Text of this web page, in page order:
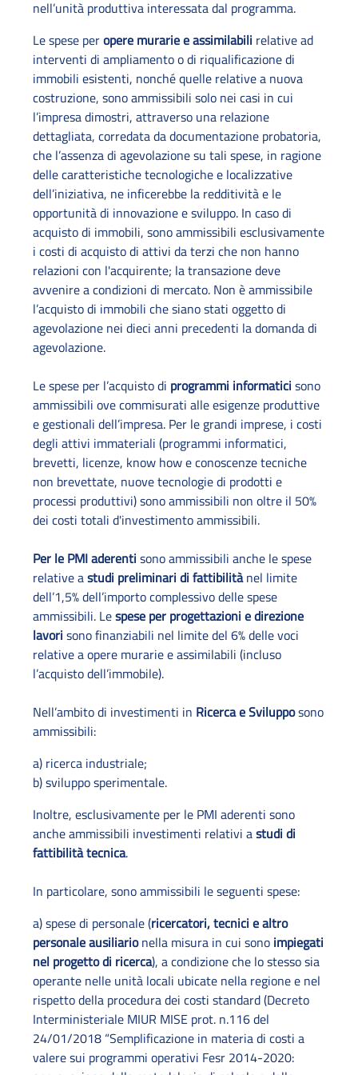
nell’unità produttiva interessata dal programma.
Le spese peropere murarie e assimilabili relative ad
interventi di ampliamento o di riqualificazione di
immobili esistenti, nonché quelle relative a nuova
costruzione, sono ammissibili solo nei casi in cui
l’impresa dimostri, attraverso una relazione
dettagliata, corredata da documentazione probatoria,
che l’assenza di agevolazione su tali spese, in ragione
delle caratteristiche tecnologiche e localizzative
dell’iniziativa, ne inficerebbe la redditività e le
opportunità di innovazione e sviluppo. In caso di
acquisto di immobili, sono ammissibili esclusivamente
i costi di acquisto di attivi da terzi che non hanno
relazioni con l'acquirente; la transazione deve
avvenire a condizioni di mercato. Non è ammissibile
l’acquisto di immobili che siano stati oggetto di
agevolazione nei dieci anni precedenti la domanda di
agevolazione.
Le spese per l’acquisto di programmi informatici sono
ammissibili ove commisurati alle esigenze produttive
e gestionali dell’impresa. Per le grandi imprese, i costi
degli attivi immateriali (programmi informatici,
brevetti, licenze, know how e conoscenze tecniche
non brevettate, nuove tecnologie di prodotti e
processi produttivi) sono ammissibili non oltre il 50%
dei costi totali d'investimento ammissibili.
Per le PMI aderenti sono ammissibili anche le spese
relative astudi preliminari di fattibilitànel limite
dell’1,5% dell’importo complessivo delle spese
ammissibili. Lespese per progettazioni e direzione
lavori sono finanziabili nel limite del 6% delle voci
relative a opere murarie e assimilabili (incluso
l’acquisto dell’immobile).
Nell’ambito di investimenti in Ricerca e Svilupposono
ammissibili:
a) ricerca industriale;
b) sviluppo sperimentale.
Inoltre, esclusivamente per le PMI aderenti sono
anche ammissibili investimenti relativi astudi di
fattibilità tecnica.
In particolare, sono ammissibili le seguenti spese:
a) spese di personale (ricercatori, tecnici e altro
personale ausiliarionella misura in cui sono impiegati
nel progetto di ricerca), a condizione che lo stesso sia
operante nelle unità locali ubicate nella regione e nel
rispetto della procedura dei costi standard (Decreto
Interministeriale MIUR MISE prot. n.116 del
24/01/2018 “Semplificazione in materia di costi a
valere sui programmi operativi Fesr 2014-2020: